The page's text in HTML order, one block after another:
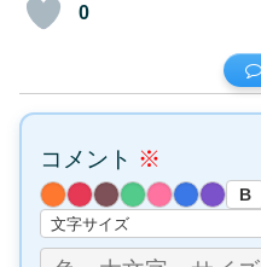
0
コメント ※
B